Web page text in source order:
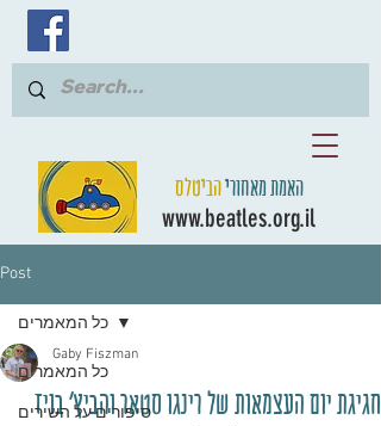
האמת מאחוריהביטלס
www.beatles.org.il
Post
כל המאמרים
סיפורים על השירים
כל המאמרים
חגיגת יום העצמאות של רינגו סטאר והביץ' בויז
Gaby Fiszman